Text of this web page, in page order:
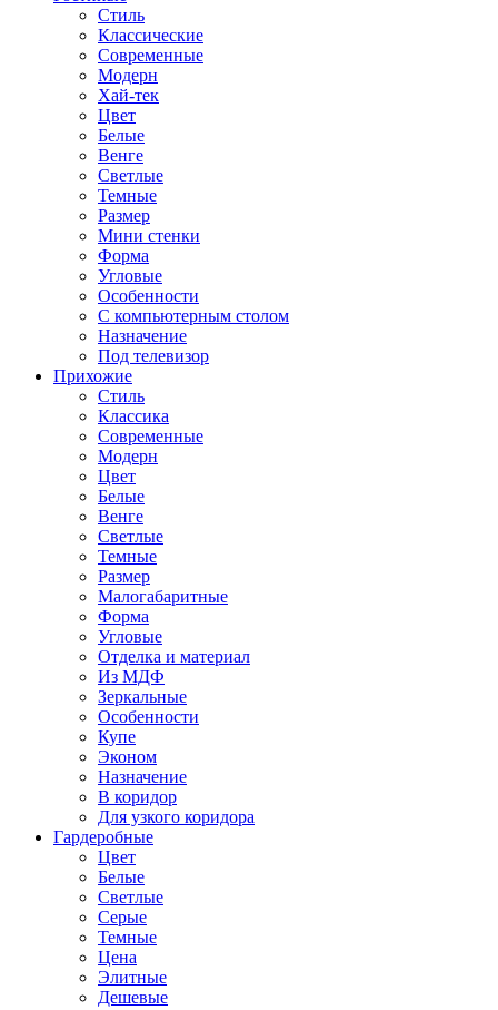
Стиль
Классические
Современные
Модерн
Хай-тек
Цвет
Белые
Венге
Светлые
Темные
Размер
Мини стенки
Форма
Угловые
Особенности
С компьютерным столом
Назначение
Под телевизор
Прихожие
Стиль
Классика
Современные
Модерн
Цвет
Белые
Венге
Светлые
Темные
Размер
Малогабаритные
Форма
Угловые
Отделка и материал
Из МДФ
Зеркальные
Особенности
Купе
Эконом
Назначение
В коридор
Для узкого коридора
Гардеробные
Цвет
Белые
Светлые
Серые
Темные
Цена
Элитные
Дешевые